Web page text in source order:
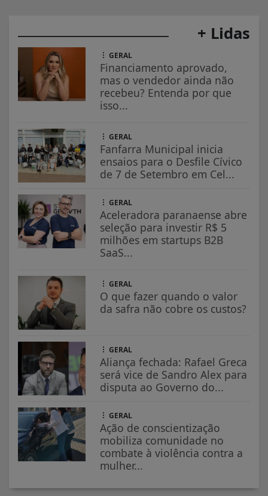
+ Lidas
GERAL
Financiamento aprovado,
mas o vendedor ainda não
recebeu? Entenda por que
isso...
GERAL
Fanfarra Municipal inicia
ensaios para o Desfile Cívico
de 7 de Setembro em Cel...
GERAL
Aceleradora paranaense abre
seleção para investir R$ 5
milhões em startups B2B
SaaS...
GERAL
O que fazer quando o valor
da safra não cobre os custos?
GERAL
Aliança fechada: Rafael Greca
será vice de Sandro Alex para
disputa ao Governo do...
GERAL
Ação de conscientização
mobiliza comunidade no
combate à violência contra a
mulher...